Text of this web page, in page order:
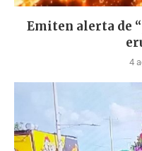
Emiten alerta de
4